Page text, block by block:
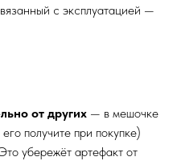
с эксплуатацией —
от других — в мешочке
получите при покупке)
убережёт артефакт от